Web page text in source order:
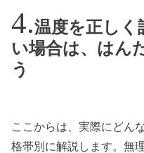
温度を正しく
い場合は、はん
う
ここからは、実際にどん
格帯別に解説します。無